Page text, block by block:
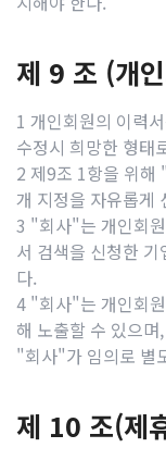
제 9 조 (개
1 개인회원의 이력
수정시 희망한 형태
2 제9조 1항을 위해
개 지정을 자유롭게
3 "회사"는 개인회
서 검색을 신청한
다.
4 "회사"는 개인회
해 노출할 수 있으
"회사"가 임의로 별
제 10 조(제